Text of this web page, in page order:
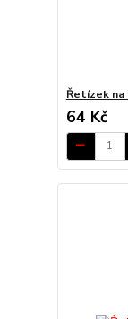
Řetízek na
64 Kč